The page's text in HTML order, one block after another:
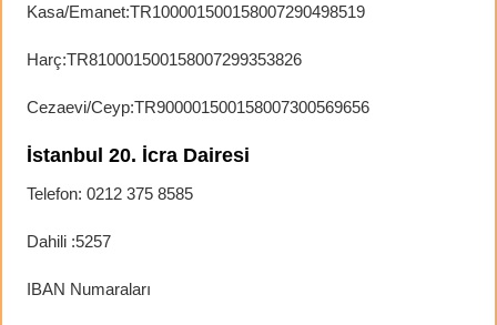
Kasa/Emanet:TR100001500158007290498519
Harç:TR810001500158007299353826
Cezaevi/Ceyp:TR900001500158007300569656
İstanbul 20. İcra Dairesi
Telefon: 0212 375 8585
Dahili :5257
IBAN Numaraları